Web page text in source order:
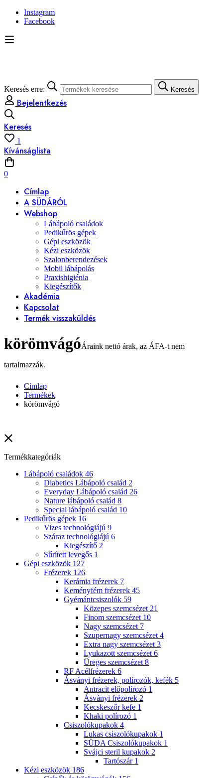
Instagram
Facebook
Keresés erre: Keresés
Bejelentkezés
Keresés
1
Kívánságlista
0
Címlap
A SÜDÁRÓL
Webshop
Lábápoló családok
Pedikűrös gépek
Gépi eszközök
Kézi eszközök
Szalonberendezések
Mobil lábápolás
Praxishigiénia
Kiegészítők
Akadémia
Kapcsolat
Termék visszaküldés
körömvágó
Címlap
Termékek
körömvágó
Termékkategóriák
Lábápoló családok 46
Diabetics Lábápoló család 2
Everyday Lábápoló család 26
Nature lábápoló család 8
Special lábápoló család 10
Pedikűrös gépek 16
Vizes technológiájú 9
Száraz technológiájú 6
Kiegészítő 2
Sűrített levegős 1
Gépi eszközök 127
Frézerek 126
Kerámia frézerek 7
Keményfém frézerek 45
Gyémántcsiszolók 59
Közepes szemcsézet 21
Finom szemcsézet 10
Nagy szemcsézet 7
Szupernagy szemcsézet 4
Extra nagy szemcsézet 3
Lyukazott szemcsézet 6
Üreges szemcsézet 8
RF Acélfrézerek 6
Ásványi frézerek, polírozók, kefék 5
Antracit előpolírozó 1
Ásványi frézerek 2
Kecskeszőr kefe 1
Khaki polírozó 1
Csiszolókupakok 4
Lukas csiszolókupakok 1
SÜDA Csiszolókupakok 1
Svájci steril kupakok 2
Tartószár 1
Kézi eszközök 186